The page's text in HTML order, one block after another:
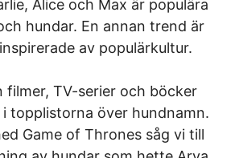
Alice och Max är populära
hundar. En annan trend är
av populärkultur.
filmer, TV-serier och böcker
topplistorna över hundnamn.
Game of Thrones såg vi till